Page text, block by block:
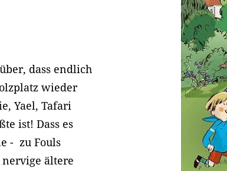
dass endlich
wieder
Yael, Tafari
ist! Dass es
- zu Fouls
ältere